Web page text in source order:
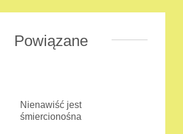
Powiązane
Nienawiść jest
śmiercionośna